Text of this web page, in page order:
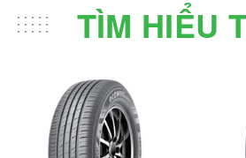
TÌM HIỂU